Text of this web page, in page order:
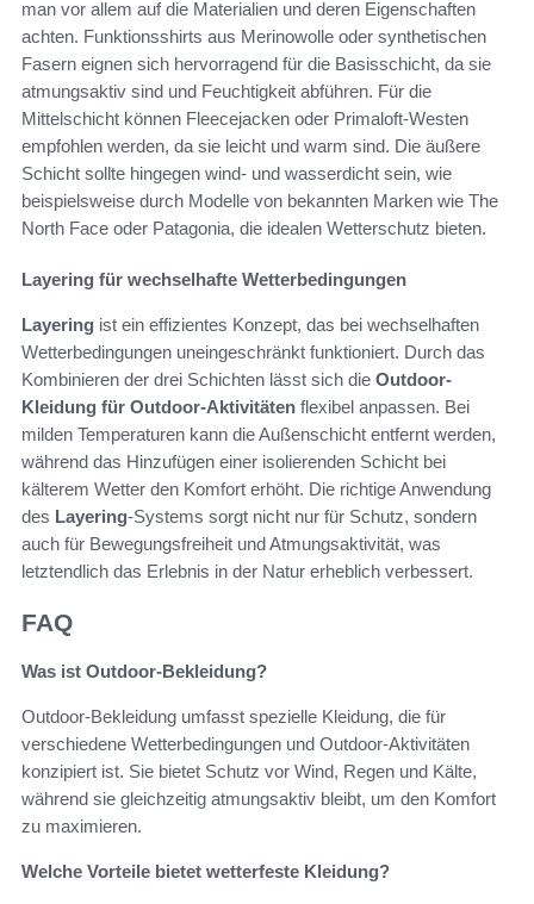
man vor allem auf die Materialien und deren Eigenschaften
achten. Funktionsshirts aus Merinowolle oder synthetischen
Fasern eignen sich hervorragend für die Basisschicht, da sie
atmungsaktiv sind und Feuchtigkeit abführen. Für die
Mittelschicht können Fleecejacken oder Primaloft-Westen
empfohlen werden, da sie leicht und warm sind. Die äußere
Schicht sollte hingegen wind- und wasserdicht sein, wie
beispielsweise durch Modelle von bekannten Marken wie The
North Face oder Patagonia, die idealen Wetterschutz bieten.
Layering für wechselhafte Wetterbedingungen
Layering ist ein effizientes Konzept, das bei wechselhaften
Wetterbedingungen uneingeschränkt funktioniert. Durch das
Kombinieren der drei Schichten lässt sich die Outdoor-
Kleidung für Outdoor-Aktivitäten flexibel anpassen. Bei
milden Temperaturen kann die Außenschicht entfernt werden,
während das Hinzufügen einer isolierenden Schicht bei
kälterem Wetter den Komfort erhöht. Die richtige Anwendung
des Layering-Systems sorgt nicht nur für Schutz, sondern
auch für Bewegungsfreiheit und Atmungsaktivität, was
letztendlich das Erlebnis in der Natur erheblich verbessert.
FAQ
Was ist Outdoor-Bekleidung?
Outdoor-Bekleidung umfasst spezielle Kleidung, die für
verschiedene Wetterbedingungen und Outdoor-Aktivitäten
konzipiert ist. Sie bietet Schutz vor Wind, Regen und Kälte,
während sie gleichzeitig atmungsaktiv bleibt, um den Komfort
zu maximieren.
Welche Vorteile bietet wetterfeste Kleidung?